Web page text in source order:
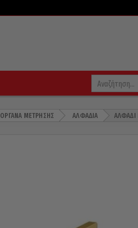
ΌΡΓΑΝΑ ΜΈΤΡΗΣΗΣ ΑΛΦΆΔΙΑ ΑΛΦΆΔΙ